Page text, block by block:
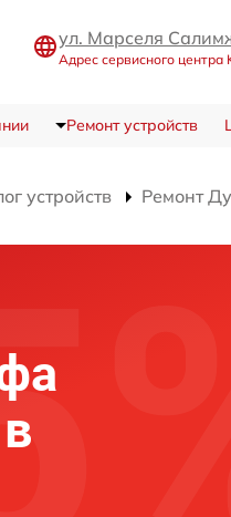
ул. Марселя
Адрес сервисного центра
Ремонт устройств
устройств Ремонт